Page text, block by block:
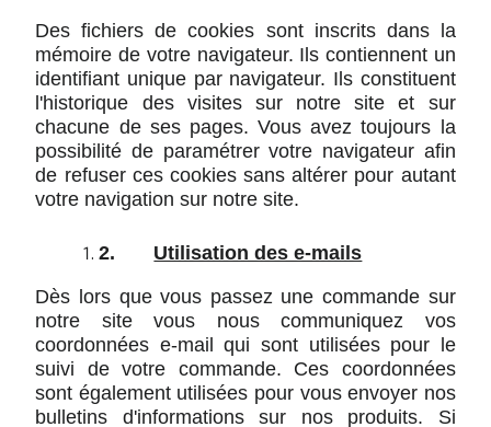
Des fichiers de cookies sont inscrits dans la
mémoire de votre navigateur. Ils contiennent un
identifiant unique par navigateur. Ils constituent
l'historique des visites sur notre site et sur
chacune de ses pages. Vous avez toujours la
possibilité de paramétrer votre navigateur afin
de refuser ces cookies sans altérer pour autant
votre navigation sur notre site.
2. Utilisation des e-mails
Dès lors que vous passez une commande sur
notre site vous nous communiquez vos
coordonnées e-mail qui sont utilisées pour le
suivi de votre commande. Ces coordonnées
sont également utilisées pour vous envoyer nos
bulletins d'informations sur nos produits. Si